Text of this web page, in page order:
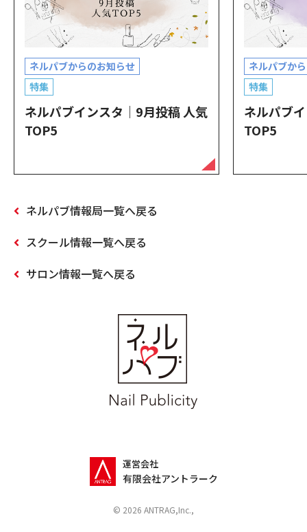
ネルパブからのお知らせ
特集
ネルパブインスタ｜9月投稿 人気
TOP5
ネルパブか
特集
ネルパブ
TOP5
ネルパブ情報局一覧へ戻る
スクール情報一覧へ戻る
サロン情報一覧へ戻る
運営会社
有限会社アントラーク
© 2026 ANTRAG,Inc.,